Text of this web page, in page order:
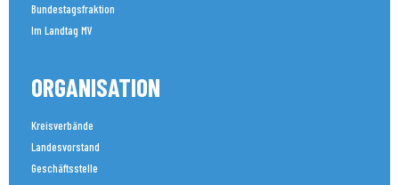
Bundestagsfraktion
Im Landtag MV
ORGANISATION
Kreisverbände
Landesvorstand
Geschäftsstelle